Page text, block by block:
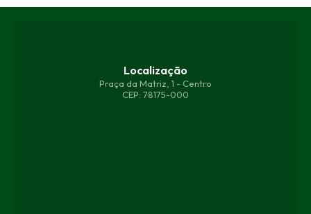
Localização
Praça da Matriz, 1 - Centro
CEP: 78175-000